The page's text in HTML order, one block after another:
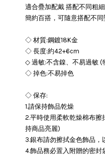
適合疊加配戴 搭配不同粗
簡約百搭，可隨意搭配不同
◇ 材質:鋼鍍18K金
◇ 長度:約42+6cm
◇ 過敏:不含鎳、不易過敏 (
◇ 掉色:不易掉色
◇ 保存:
1.請保持飾品乾燥
2.平時使用柔軟乾燥棉布
持商品亮麗)
3.銀布請勿擦拭金色飾品，
4.飾品務必置入附贈的密封